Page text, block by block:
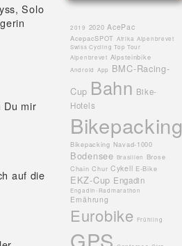
Solo
Du mir
auf die
2019 2020 AcePac
AcepacSPOT Afrika Alpenbrevet
Swiss Cycling Top Tour
Alpenbrevet Alpsteinbike
Android App
BMC-Racing-
Cup Bahn Bike-
Hotels
Bikepacking
Bikepacking Navad-1000
Bodensee Brasilien
Brose
Chain Chur Cykell E-Bike
EKZ-Cup Engadin
Engadin-Radmarathon
Ernährung
Eurobike Frühling
GPS